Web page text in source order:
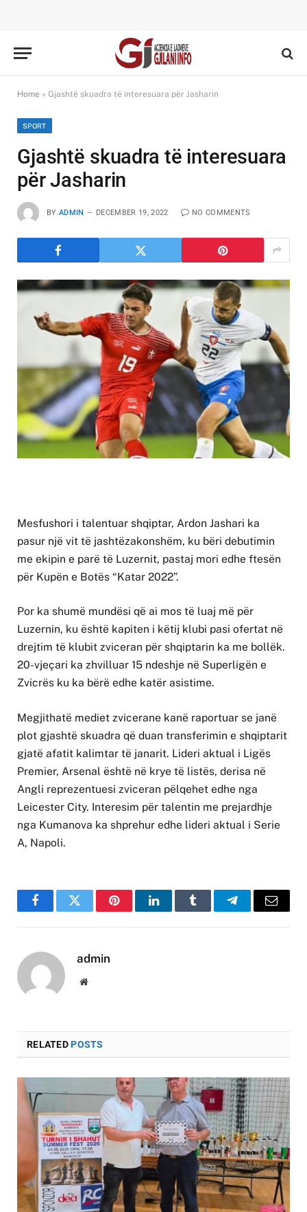
Home » Gjashtë skuadra të interesuara për Jasharin
SPORT
Gjashtë skuadra të interesuara
për Jasharin
BY ADMIN DECEMBER 19, 2022 NO COMMENTS
Mesfushori i talentuar shqiptar, Ardon Jashari ka
pasur një vit të jashtëzakonshëm, ku bëri debutimin
me ekipin e parë të Luzernit, pastaj mori edhe ftesën
për Kupën e Botës “Katar 2022”.
Por ka shumë mundësi që ai mos të luaj më për
Luzernin, ku është kapiten i këtij klubi pasi ofertat në
drejtim të klubit zviceran për shqiptarin ka me bollëk.
20-vjeçari ka zhvilluar 15 ndeshje në Superligën e
Zvicrës ku ka bërë edhe katër asistime.
Megjithatë mediet zvicerane kanë raportuar se janë
plot gjashtë skuadra që duan transferimin e shqiptarit
gjatë afatit kalimtar të janarit. Lideri aktual i Ligës
Premier, Arsenal është në krye të listës, derisa në
Angli reprezentuesi zviceran pëlqehet edhe nga
Leicester City. Interesim për talentin me prejardhje
nga Kumanova ka shprehur edhe lideri aktual i Serie
A, Napoli.
FacebookTwitter PinterestLinkedInTumblr TelegramEmail
admin
Website
RELATEDPOSTS